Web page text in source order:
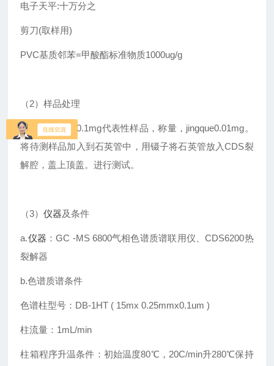
电子天平:十万分之
剪刀(取样用)
PVC基质邻苯=甲酸酯标准物质1000ug/g
（2）样品处理
使用工具截取0.1mg代表性样品，称量，jingque0.01mg。
将待测样品加入到石英管中，用镊子将石英管放入CDS裂
解腔，盖上顶盖。进行测试。
（3）仪器及条件
a.仪器 ：GC -MS 6800气相色谱质谱联用仪、CDS6200热
裂解器
b.色谱质谱条件
色谱柱型号：DB-1HT ( 15mx 0.25mmx0.1um )
柱流量：1mL/min
柱箱程序升温条件：初始温度80℃，20C/min升280℃保持